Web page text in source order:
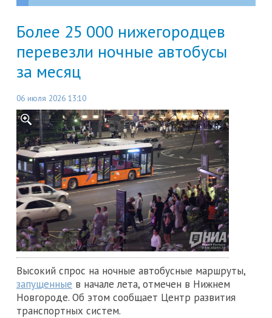
Более 25 000 нижегородцев
перевезли ночные автобусы
за месяц
06 июля 2026 13:10
Высокий спрос на ночные автобусные маршруты,
запущенные в начале лета, отмечен в Нижнем
Новгороде. Об этом сообщает Центр развития
транспортных систем.